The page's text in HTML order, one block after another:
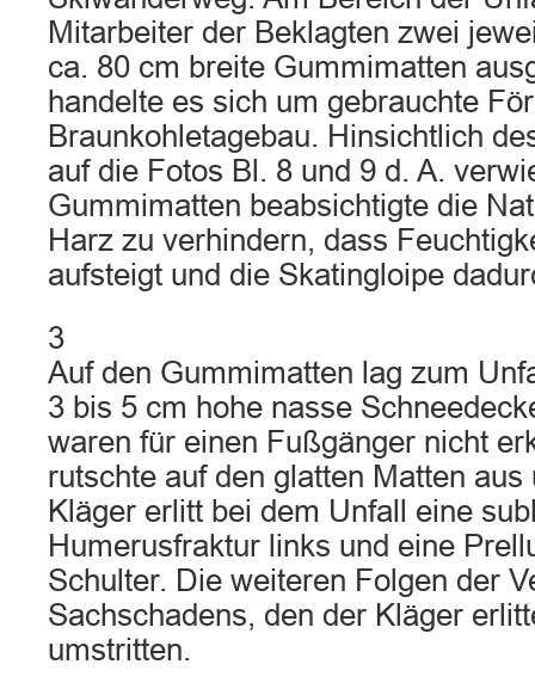
Mitarbeiter der Beklagten zwei
ca. 80 cm breite Gummimatten
handelte es sich um gebrauchte
Braunkohletagebau. Hinsichtlich
auf die Fotos Bl. 8 und 9 d. A.
Gummimatten beabsichtigte die
Harz zu verhindern, dass
aufsteigt und die Skatingloipe
3
Auf den Gummimatten lag zum
3 bis 5 cm hohe nasse
waren für einen Fußgänger nicht
rutschte auf den glatten Matten
Kläger erlitt bei dem Unfall eine
Humerusfraktur links und eine
Schulter. Die weiteren Folgen der
Sachschadens, den der Kläger
umstritten.